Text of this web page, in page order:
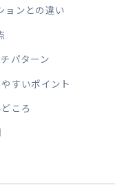
ョンとの違い
パターン
すいポイント
ころ